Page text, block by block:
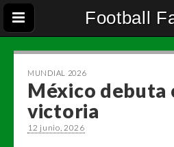
Football
MUNDIAL 2026
México debuta
victoria
12 junio, 2026